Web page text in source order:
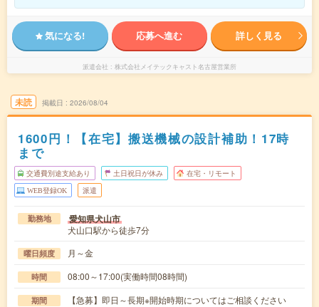
気になる! 応募へ進む 詳しく見る
派遣会社 株式会社メイテックキャスト名古屋営業所
未読 掲載日 2026/08/04
1600円！【在宅】搬送機械の設計補助！17時
まで
交通費別途支給あり 土日祝日が休み 在宅・リモート
WEB登録OK 派遣
勤務地 愛知県犬山市
犬山口駅から徒歩7分
曜日頻度 月～金
時間 08:00～17:00(実働時間08時間)
期間 【急募】即日～長期※開始時期についてはご相談ください